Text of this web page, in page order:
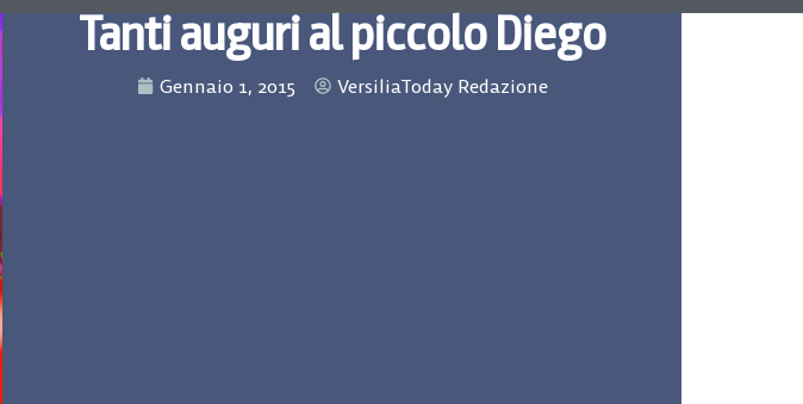
Tanti auguri al piccolo Diego
Gennaio 1, 2015 VersiliaToday Redazione